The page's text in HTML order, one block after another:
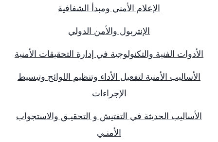
الإعلام الأمني ومبدأ الشفافية
الإنتربول والأمن الدولي
الأدوات الفنية والتكنولوجية في إدارة التحقيقات الأمنية
الأساليب الأمنية لتفعيل الأداء وتنظيم اللوائح وتبسيط
الإجراءات
الأساليب الحديثة في التفتيش و التحقيـق والاستجواب
الأمنـي